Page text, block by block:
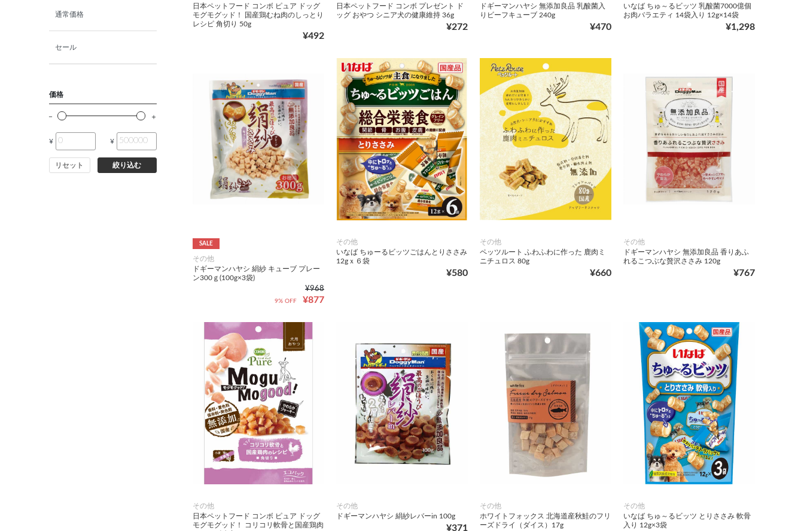
猫ドライフード
猫ウェットフード
その他ペット用品
小動物・鳥フード
通常価格
セール
価格
¥ ¥
リセット 絞り込む
日本ペットフード コンボ ピュア ドッグ
モグモグッド！ 国産鶏むね肉のしっとり
レシピ 角切り 50g
¥492
日本ペットフード コンボ プレゼント ド
ッグ おやつ シニア犬の健康維持 36g
¥272
ドギーマンハヤシ 無添加良品 乳酸菌入
りビーフキューブ 240g
¥470
いなば ちゅ～るビッツ 乳酸菌7000億個
お肉バラエティ 14袋入り 12g×14袋
¥1,298
SALE
その他
ドギーマンハヤシ 絹紗 キューブ プレー
ン300ｇ(100g×3袋)
¥968
¥877
9% OFF
その他
いなば ちゅーるビッツごはんとりささみ
12gｘ６袋
¥580
その他
ペッツルート ふわふわに作った 鹿肉ミ
ニチュロス 80g
¥660
その他
ドギーマンハヤシ 無添加良品 香りあふ
れるこつぶな贅沢ささみ 120g
¥767
その他
日本ペットフード コンボ ピュア ドッグ
モグモグッド！ コリコリ軟骨と国産鶏肉
その他
ドギーマンハヤシ 絹紗レバーin 100g
¥371
その他
ホワイトフォックス 北海道産秋鮭のフリ
ーズドライ（ダイス）17g
その他
いなば ちゅ～るビッツ とりささみ 軟骨
入り 12g×3袋